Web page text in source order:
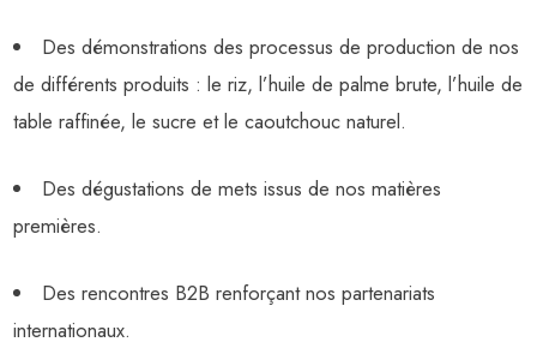
Des démonstrations des processus de production de nos
de différents produits : le riz, l’huile de palme brute, l’huile de
table raffinée, le sucre et le caoutchouc naturel.
Des dégustations de mets issus de nos matières
premières.
Des rencontres B2B renforçant nos partenariats
internationaux.